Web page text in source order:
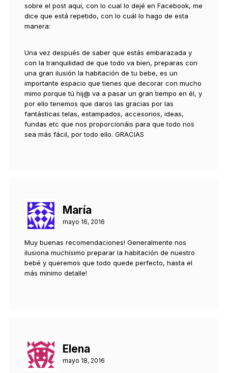
sobre el post aquí, con lo cual lo dejé en Facebook, me
dice que está repetido, con lo cuál lo hago de esta
manera:
Una vez después de saber que estás embarazada y
con la tranquilidad de que todo va bien, preparas con
una gran ilusión la habitación de tu bebe, es un
importante espacio que tienes que decorar con mucho
mimo porque tú hij@ va a pasar un gran tiempo en él, y
por ello tenemos que daros las gracias por las
fantásticas telas, estampados, accesorios, ideas,
fundas etc que nos proporcionáis para que todo nos
sea más fácil, por todo ello. GRACIAS
María
mayo 16, 2016
Muy buenas recomendaciones! Generalmente nos
ilusiona muchísimo preparar la habitación de nuestro
bebé y queremos que todo quede perfecto, hasta el
más mínimo detalle!
Elena
mayo 18, 2016